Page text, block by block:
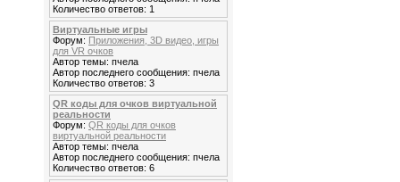
Количество ответов: 1
Виртуальные игры
Форум: Приложения, 3D видео, игры
для VR очков
Автор темы: пчела
Автор последнего сообщения: пчела
Количество ответов: 3
QR коды для очков виртуальной
реальности
Форум: QR коды для очков
виртуальной реальности
Автор темы: пчела
Автор последнего сообщения: пчела
Количество ответов: 6